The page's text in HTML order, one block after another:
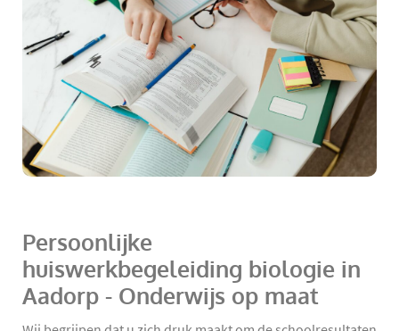
Persoonlijke
huiswerkbegeleiding biologie in
Aadorp - Onderwijs op maat